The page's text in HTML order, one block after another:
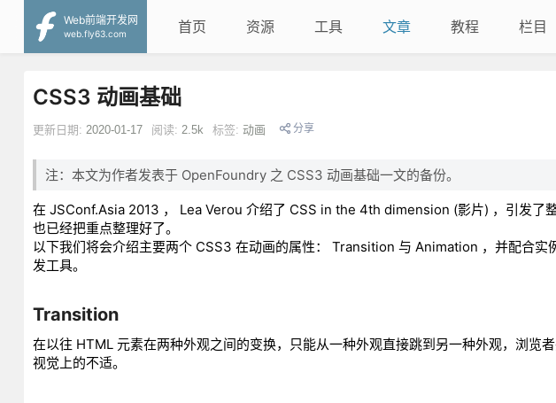
Web前端开发网
web.fly63.com
首页 资源 工具 文章 教程 栏目
CSS3 动画基础
更新日期: 2020-01-17 阅读: 2.5k 标签: 动画 分享
注：本文为作者发表于 OpenFoundry 之 CSS3 动画基础一文的备份。
在 JSConf.Asia 2013 ， Lea Verou 介绍了 CSS in the 4th dimension (影片) ，引发了
也已经把重点整理好了。
以下我们将会介绍主要两个 CSS3 在动画的属性： Transition 与 Animation ，并配合实
发工具。
Transition
在以往 HTML 元素在两种外观之间的变换，只能从一种外观直接跳到另一种外观，浏览
视觉上的不适。